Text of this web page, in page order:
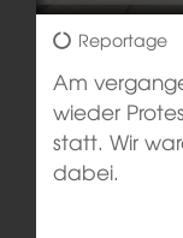
Reportage
Am
wieder
statt. Wir
dabei.